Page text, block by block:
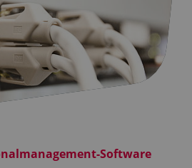
Software